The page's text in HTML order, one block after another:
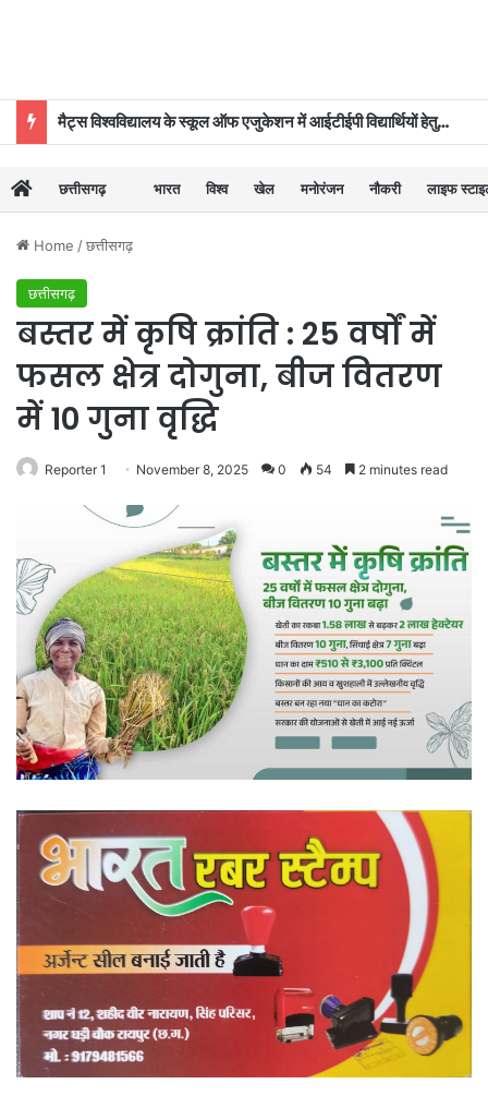
मैट्स विश्वविद्यालय के स्कूल ऑफ एजुकेशन में आईटीईपी विद्यार्थियों हेतु ‘दीक्षारंभ–2026’ का शुभारंभ
छत्तीसगढ़ भारत विश्व खेल मनोरंजन नौकरी लाइफ
Home /छत्तीसगढ़
छत्तीसगढ़
बस्तर में कृषि क्रांति : 25 वर्षों में
फसल क्षेत्र दोगुना, बीज वितरण
में 10 गुना वृद्धि
Reporter 1 November 8, 2025 0 54 2 minutes read